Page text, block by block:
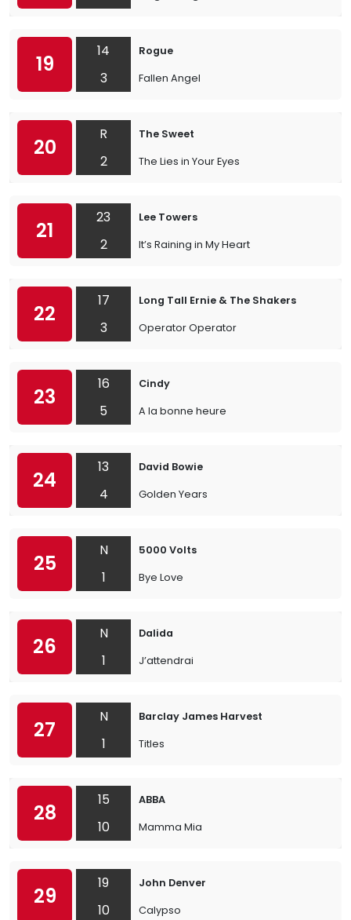
19
14
3
Rogue
Fallen Angel
20
R
2
The Sweet
The Lies in Your Eyes
21
23
2
Lee Towers
It’s Raining in My Heart
22
17
3
Long Tall Ernie & The Shakers
Operator Operator
23
16
5
Cindy
A la bonne heure
24
13
4
David Bowie
Golden Years
25
N
1
5000 Volts
Bye Love
26
N
1
Dalida
J’attendrai
27
N
1
Barclay James Harvest
Titles
28
15
10
ABBA
Mamma Mia
29
19
10
John Denver
Calypso